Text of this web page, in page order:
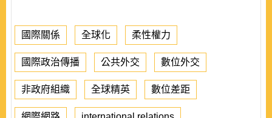
國際關係 全球化 柔性權力
國際政治傳播 公共外交 數位外交
非政府組織 全球精英 數位差距